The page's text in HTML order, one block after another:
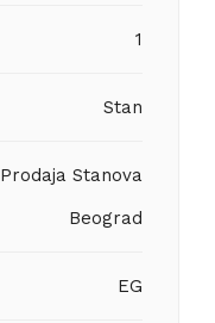
1
Stan
Prodaja Stanova
Beograd
EG